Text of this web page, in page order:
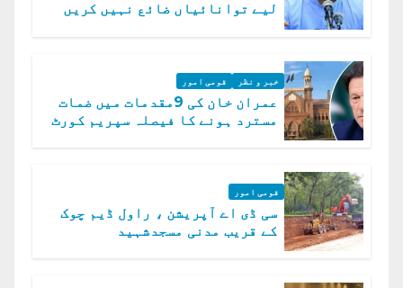
لیے توانائیاں ضائع نہیں کریں
خبر و نظر قومی امور
عمران خان کی 9مقدمات میں ضمات
مسترد ہونے کا فیصلہ سپریم کورٹ
قومی امور
سی ڈی اے آپریشن ، راول ڈیم چوک
کے قریب مدنی مسجدشہید